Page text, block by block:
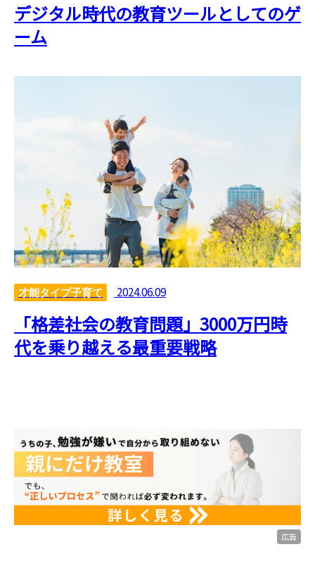
デジタル時代の教育ツールとしてのゲ
ーム
才能タイプ子育て 2024.06.09
「格差社会の教育問題」3000万円時
代を乗り越える最重要戦略
広告